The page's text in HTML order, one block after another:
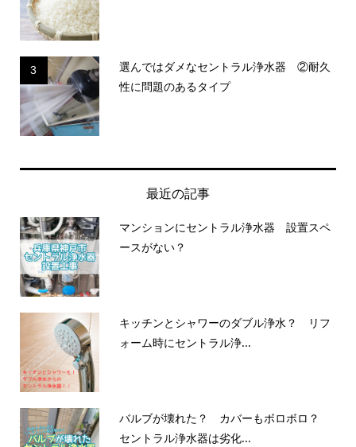
3
選んではダメなセントラル浄水器 ②耐久
性に問題のあるタイプ
最近の記事
マンションにセントラル浄水器 設置スペ
ースがない？
キッチンとシャワーのダブル浄水？ リフ
ォーム時にセントラル浄...
バルブが壊れた？ カバーもボロボロ？
セントラル浄水器は劣化...